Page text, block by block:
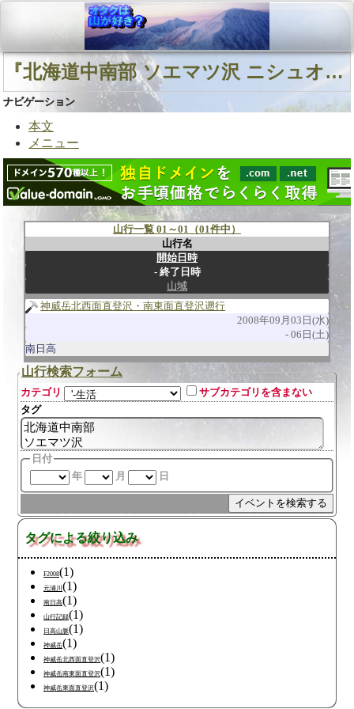
『北海道中南部 ソエマツ沢 ニシュオマナイ川』に関連する山行
ナビゲーション
本文
メニュー
山行一覧 01～01（01件中）
山行名
開始日時
終了日時
山域
神威岳北西面直登沢・南東面直登沢遡行
2008年09月03日(水)
06日(土)
南日高
山行検索フォーム
カテゴリ
サブカテゴリを含まない
タグ
日付
年
月 日
タグによる絞り込み
F2008(1)
元浦川 (1)
南日高(1)
山行記録(1)
日高山脈(1)
神威岳(1)
神威岳北西面直登沢(1)
神威岳南東面直登沢(1)
神威岳東面直登沢(1)